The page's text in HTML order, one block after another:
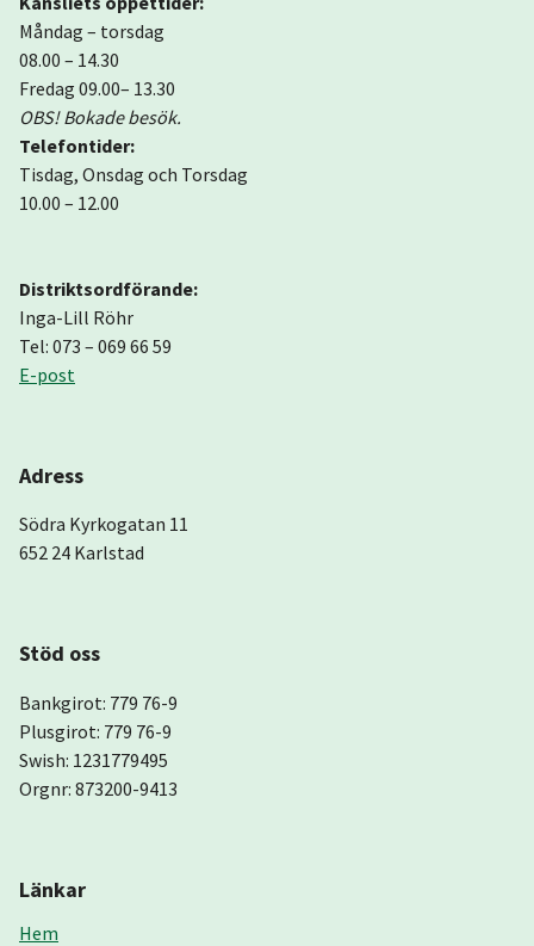
Måndag – torsdag
08.00 – 14.30
Fredag 09.00– 13.30
OBS! Bokade besök.
Telefontider:
Tisdag, Onsdag och Torsdag
10.00 – 12.00
Distriktsordförande:
Inga-Lill Röhr
Tel: 073 – 069 66 59
E-post
Adress
Södra Kyrkogatan 11
652 24 Karlstad
Stöd oss
Bankgirot: 779 76-9
Plusgirot: 779 76-9
Swish: 1231779495
Orgnr: 873200-9413
Länkar
Hem